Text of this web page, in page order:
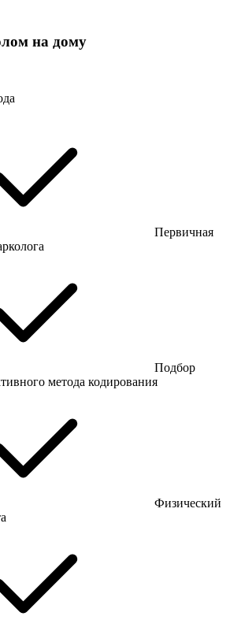
на дому
Первичная
Подбор
метода кодирования
Физический